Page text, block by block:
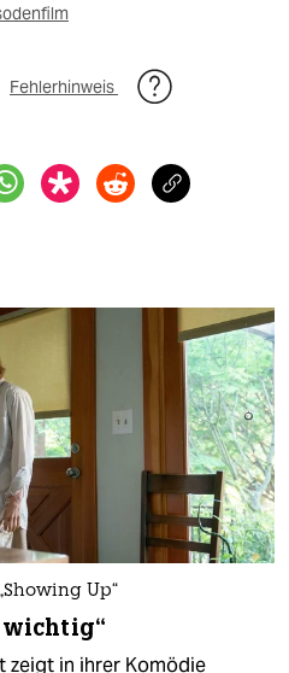
Fehlerhinweis
Up“
zeigt in ihrer Komödie